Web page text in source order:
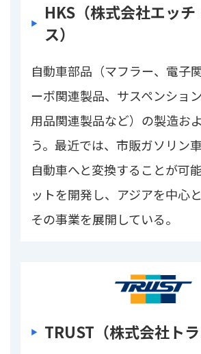
HKS（株式会社エッチ
ス）
自動車部品（マフラー、電子
ーボ関連製品、サスペンション
用品関連製品など）の製造お
う。最近では、市販ガソリン
自動車へと変換することが可
ットを開発し、アジアを中心
その事業を展開している。
TRUST（株式会社トラ